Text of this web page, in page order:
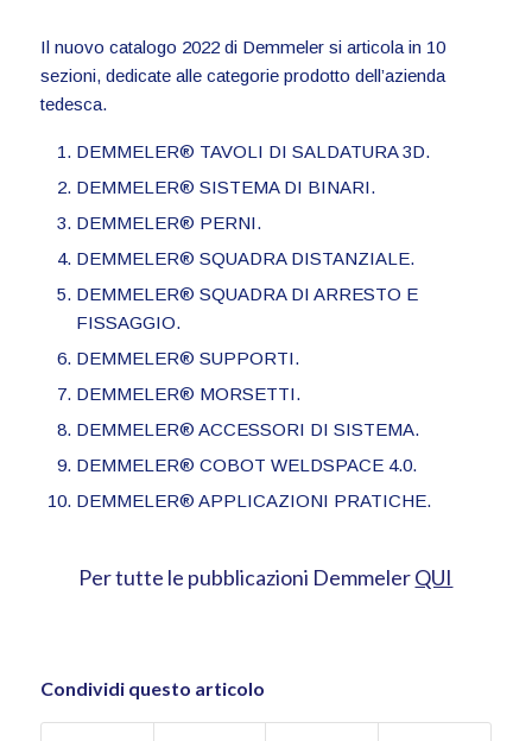
Il nuovo catalogo 2022 di Demmeler si articola in 10
sezioni, dedicate alle categorie prodotto dell’azienda
tedesca.
DEMMELER® TAVOLI DI SALDATURA 3D.
DEMMELER® SISTEMA DI BINARI.
DEMMELER® PERNI.
DEMMELER® SQUADRA DISTANZIALE.
DEMMELER® SQUADRA DI ARRESTO E
FISSAGGIO.
DEMMELER® SUPPORTI.
DEMMELER® MORSETTI.
DEMMELER® ACCESSORI DI SISTEMA.
DEMMELER® COBOT WELDSPACE 4.0.
DEMMELER® APPLICAZIONI PRATICHE.
Per tutte le pubblicazioni DemmelerQUI
Condividi questo articolo